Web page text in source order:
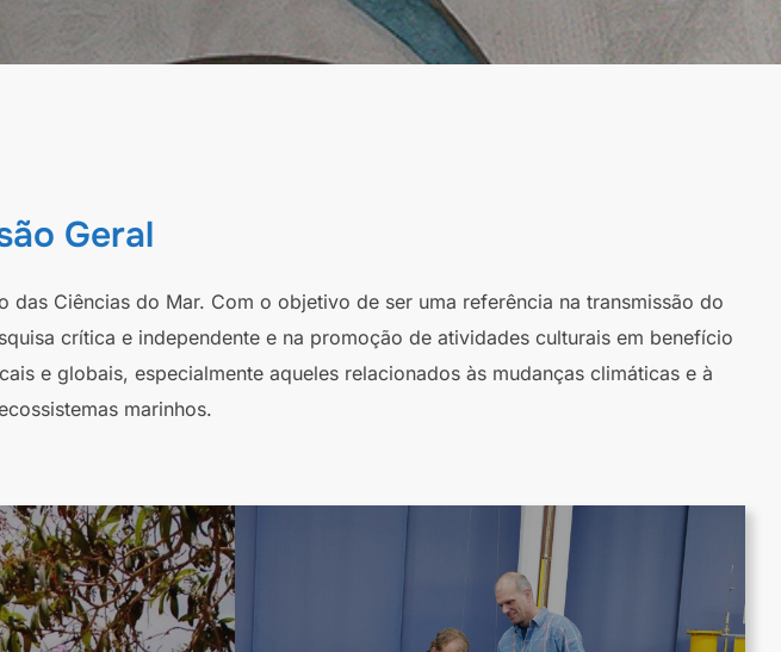
Geral
Ciências do Mar. Com o objetivo de ser uma referência na transmissão do
crítica e independente e na promoção de atividades culturais em benefício
e globais, especialmente aqueles relacionados às mudanças climáticas e à
marinhos.